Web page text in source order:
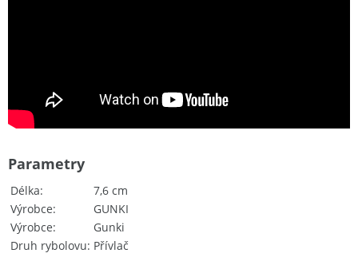
Délka
7,6 cm
Výrobce
GUNKI
Výrobce
Gunki
Druh rybolovu Přívlač
Parametry